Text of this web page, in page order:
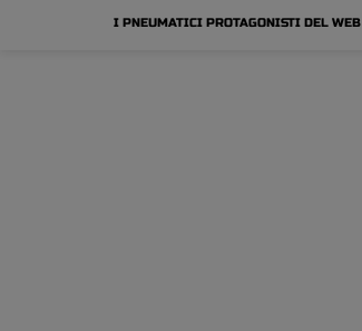
I PNEUMATICI PROTAGONISTI DEL WEB